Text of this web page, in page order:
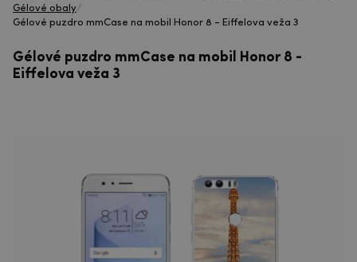
Gélové obaly/
Gélové puzdro mmCase na mobil Honor 8 - Eiffelova veža 3
Gélové puzdro mmCase na mobil Honor 8 -
Eiffelova veža 3